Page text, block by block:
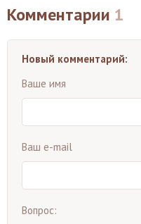
Комментарии 1
Новый комментарий:
Ваше имя
Ваш e-mail
Вопрос: